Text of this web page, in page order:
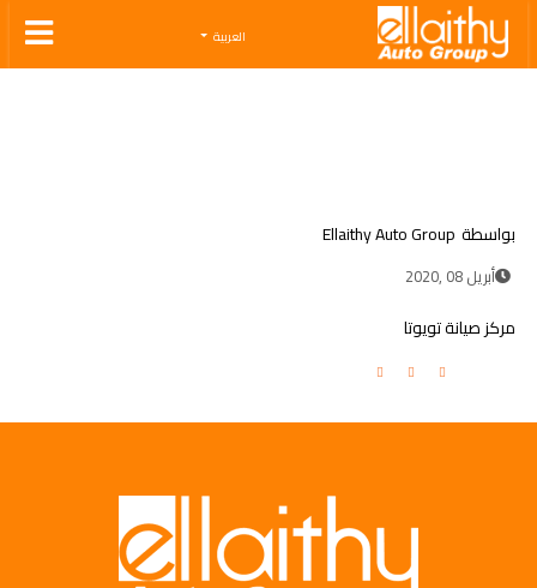
Ellaithy Auto Group
العربية
بواسطة Ellaithy Auto Group
أبريل 08 ,2020
مركز صيانة تويوتا